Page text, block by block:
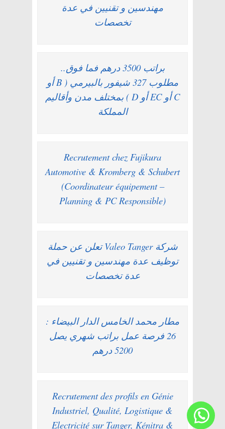
مهندسين و تقنيين في عدة
تخصصات
براتب 3500 درهم فما فوق..
مطلوب 327 شيفور بالبيرمي ( B أو
C أو EC أو D ) بمختلف مدن وأقاليم
المملكة
Recrutement chez Fujikura
Automotive & Kromberg & Schubert
(Coordinateur équipement –
Planning & PC Responsible)
شركة Valeo Tanger تعلن عن حملة
توظيف عدة مهندسين و تقنيين في
عدة تخصصات
مطار محمد الخامس الدار البيضاء :
26 فرصة عمل براتب شهري يصل
5200 درهم
Recrutement des profils en Génie
Industriel, Qualité, Logistique &
Electricité sur Tanger, Kénitra &